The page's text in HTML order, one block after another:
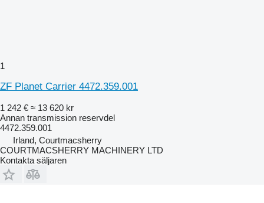
1
ZF Planet Carrier 4472.359.001
1 242 € ≈ 13 620 kr
Annan transmission reservdel
4472.359.001
Irland, Courtmacsherry
COURTMACSHERRY MACHINERY LTD
Kontakta säljaren